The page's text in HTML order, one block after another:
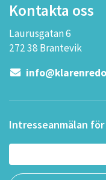
Kontakta oss
Laurusgatan 6
272 38 Brantevik
Intresseanmälan